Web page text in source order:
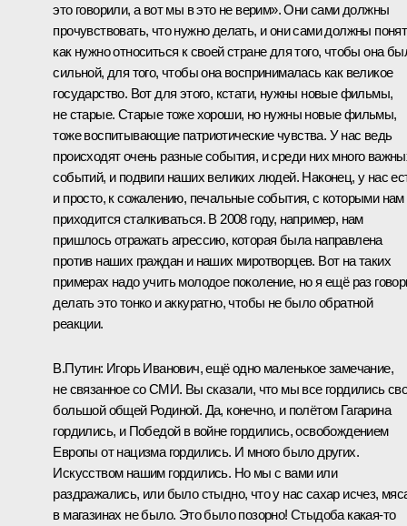
это говорили, а вот мы в это не верим». Они сами должны
прочувствовать, что нужно делать, и они сами должны
как нужно относиться к своей стране для того, чтобы она
сильной, для того, чтобы она воспринималась как великое
государство. Вот для этого, кстати, нужны новые фильмы,
не старые. Старые тоже хороши, но нужны новые фильмы,
тоже воспитывающие патриотические чувства. У нас ведь
происходят очень разные события, и среди них много
событий, и подвиги наших великих людей. Наконец, у нас
и просто, к сожалению, печальные события, с которыми нам
приходится сталкиваться. В 2008 году, например, нам
пришлось отражать агрессию, которая была направлена
против наших граждан и наших миротворцев. Вот на таких
примерах надо учить молодое поколение, но я ещё раз
делать это тонко и аккуратно, чтобы не было обратной
реакции.
В.Путин: Игорь Иванович, ещё одно маленькое замечание,
не связанное со СМИ. Вы сказали, что мы все гордились
большой общей Родиной. Да, конечно, и полётом Гагарина
гордились, и Победой в войне гордились, освобождением
Европы от нацизма гордились. И много было других.
Искусством нашим гордились. Но мы с вами или
раздражались, или было стыдно, что у нас сахар исчез,
в магазинах не было. Это было позорно! Стыдоба какая‑то